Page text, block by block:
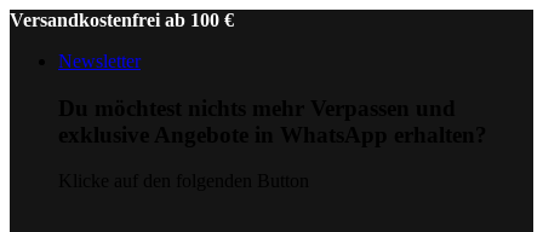
Versandkostenfrei ab 100 €
Newsletter